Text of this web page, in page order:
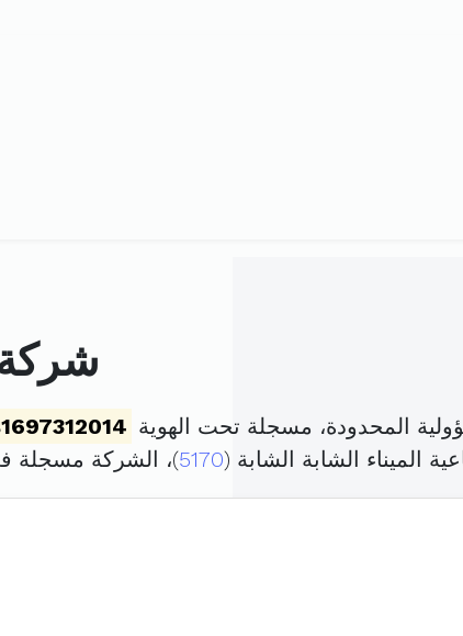
المحدودة، مسجلة تحت الهوية
الميناء الشابة الشابة (5170)، الشركة مسجلة